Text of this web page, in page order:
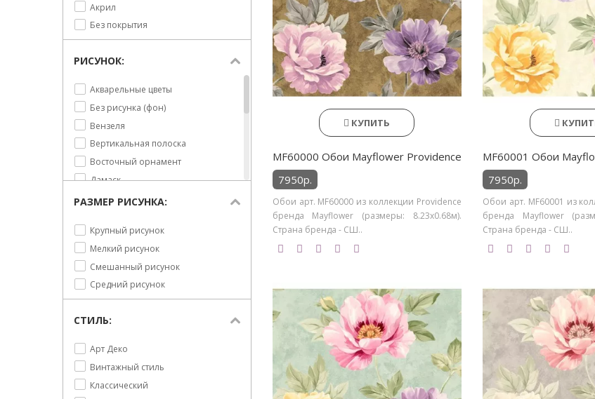
Акрил
Без покрытия
РИСУНОК:
Акварельные цветы
Без рисунка (фон)
Вензеля
Вертикальная полоска
Восточный орнамент
Дамаск
Квадраты
Небрежная полоска
Под дерево
Полоска
Ромбы
Цветы
РАЗМЕР РИСУНКА:
Крупный рисунок
Мелкий рисунок
Смешанный рисунок
Средний рисунок
СТИЛЬ:
Арт Деко
Винтажный стиль
Классический
КУПИТЬ
MF60000 Обои Mayflower Providence
7950р.
Обои арт. MF60000 из коллекции Providence
бренда Mayflower (размеры: 8.23х0.68м).
Страна бренда - СШ..
MF60001 Обои
7950р.
Обои арт. MF60001 из
бренда Mayflower
Страна бренда - СШ..